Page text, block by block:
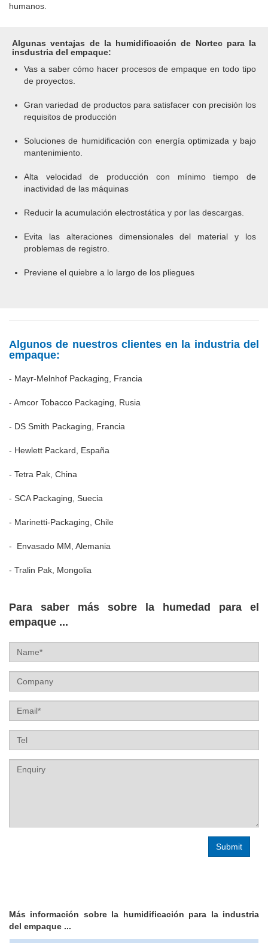
humanos.
Algunas ventajas de la humidificación de Nortec para la
insdustria del empaque:
Vas a saber cómo hacer procesos de empaque en todo tipo
de proyectos.
Gran variedad de productos para satisfacer con precisión los
requisitos de producción
Soluciones de humidificación con energía optimizada y bajo
mantenimiento.
Alta velocidad de producción con mínimo tiempo de
inactividad de las máquinas
Reducir la acumulación electrostática y por las descargas.
Evita las alteraciones dimensionales del material y los
problemas de registro.
Previene el quiebre a lo largo de los pliegues
Algunos de nuestros clientes en la industria del
empaque:
- Mayr-Melnhof Packaging, Francia
- Amcor Tobacco Packaging, Rusia
- DS Smith Packaging, Francia
- Hewlett Packard, España
- Tetra Pak, China
- SCA Packaging, Suecia
- Marinetti-Packaging, Chile
- Envasado MM, Alemania
- Tralin Pak, Mongolia
Para saber más sobre la humedad para el
empaque ...
Name
Company
Email
Tel
Label
Más información sobre la humidificación para la industria
del empaque ...